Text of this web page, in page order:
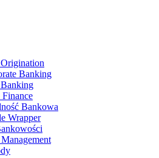
Banking
Finance
Bankowa
Wrapper